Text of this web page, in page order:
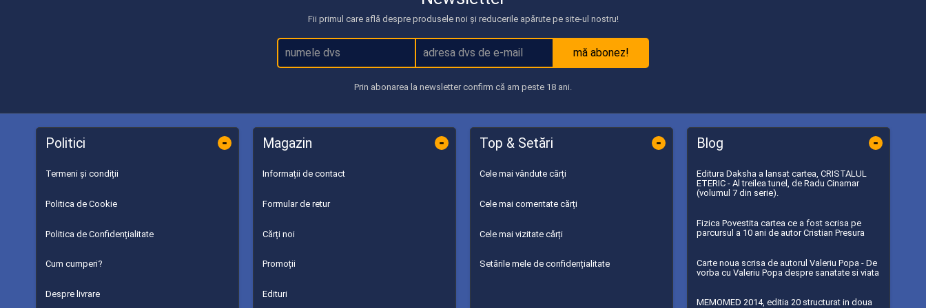
Fii primul care află despre produsele noi și reducerile apărute pe site-ul nostru!
mă abonez!
Prin abonarea la newsletter confirm că am peste 18 ani.
Politici -
Termeni și condiții
Politica de Cookie
Politica de Confidențialitate
Cum cumperi?
Despre livrare
Magazin -
Informații de contact
Formular de retur
Cărți noi
Promoții
Edituri
Top & Setări -
Cele mai vândute cărți
Cele mai comentate cărți
Cele mai vizitate cărți
Setările mele de confidențialitate
Blog -
Editura Daksha a lansat cartea, CRISTALUL
ETERIC - Al treilea tunel, de Radu Cinamar
(volumul 7 din serie).
Fizica Povestita cartea ce a fost scrisa pe
parcursul a 10 ani de autor Cristian Presura
Carte noua scrisa de autorul Valeriu Popa - De
vorba cu Valeriu Popa despre sanatate si viata
MEMOMED 2014, editia 20 structurat in doua